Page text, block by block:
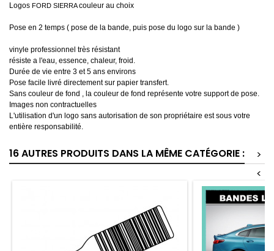
Logos FORD SIERRAcouleur au choix
Pose en 2 temps ( pose de la bande, puis pose du logo sur la bande )
vinyle professionnel très résistant
résiste a l'eau, essence, chaleur, froid.
Durée de vie entre 3 et 5 ans environs
Pose facile livré directement sur papier transfert.
Sans couleur de fond , la couleur de fond représente votre support de pose.
Images non contractuelles
L'utilisation d'un logo sans autorisation de son propriétaire est sous votre
entière responsabilité.
16 AUTRES PRODUITS DANS LA MÊME CATÉGORIE :
>
<